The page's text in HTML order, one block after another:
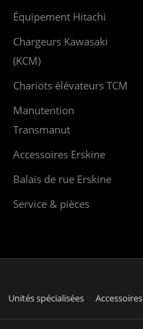
Équipement Hitachi
Chargeurs Kawasaki
(KCM)
Chariots élévateurs TCM
Manutention
Transmanut
Accessoires Erskine
Balais de rue Erskine
Service & pièces
Unités spécialisées Accessoires